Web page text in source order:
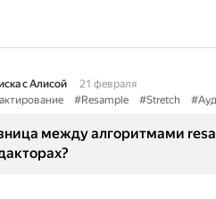
с Алисой
21 февраля
#Resample #Stretch
между алгоритмами